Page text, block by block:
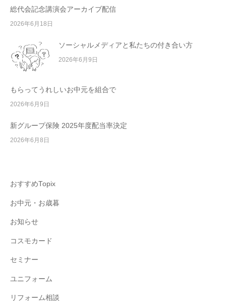
総代会記念講演会アーカイブ配信
2026年6月18日
ソーシャルメディアと私たちの付き合い方
2026年6月9日
もらってうれしいお中元を組合で
2026年6月9日
新グループ保険 2025年度配当率決定
2026年6月8日
おすすめTopix
お中元・お歳暮
お知らせ
コスモカード
セミナー
ユニフォーム
リフォーム相談